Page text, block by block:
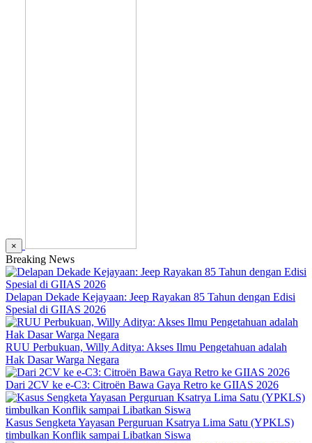
×
Breaking News
Delapan Dekade Kejayaan: Jeep Rayakan 85 Tahun dengan Edisi
Spesial di GIIAS 2026
RUU Perbukuan, Willy Aditya: Akses Ilmu Pengetahuan adalah
Hak Dasar Warga Negara
Dari 2CV ke e-C3: Citroën Bawa Gaya Retro ke GIIAS 2026
Kasus Sengketa Yayasan Perguruan Ksatrya Lima Satu (YPKLS)
timbulkan Konflik sampai Libatkan Siswa